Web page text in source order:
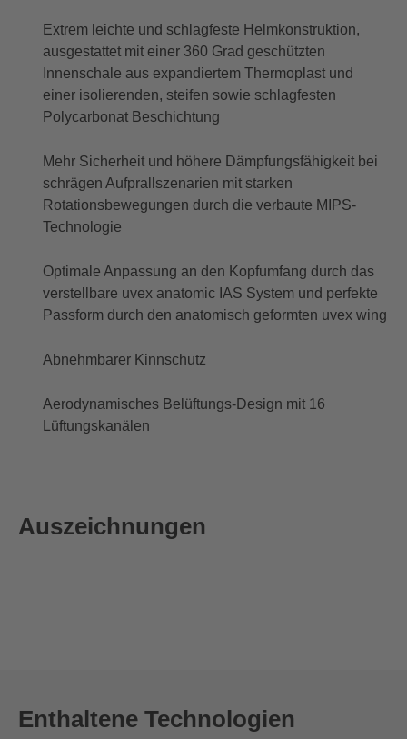
Extrem leichte und schlagfeste Helmkonstruktion,
ausgestattet mit einer 360 Grad geschützten
Innenschale aus expandiertem Thermoplast und
einer isolierenden, steifen sowie schlagfesten
Polycarbonat Beschichtung
Mehr Sicherheit und höhere Dämpfungsfähigkeit bei
schrägen Aufprallszenarien mit starken
Rotationsbewegungen durch die verbaute MIPS-
Technologie
Optimale Anpassung an den Kopfumfang durch das
verstellbare uvex anatomic IAS System und perfekte
Passform durch den anatomisch geformten uvex wing
Abnehmbarer Kinnschutz
Aerodynamisches Belüftungs-Design mit 16
Lüftungskanälen
Auszeichnungen
Enthaltene Technologien